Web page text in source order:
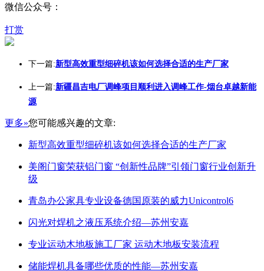
微信公众号：
打赏
下一篇:新型高效重型细碎机该如何选择合适的生产厂家
上一篇:新疆昌吉电厂调峰项目顺利进入调峰工作-烟台卓越新能
源
更多»您可能感兴趣的文章:
新型高效重型细碎机该如何选择合适的生产厂家
美阁门窗荣获铝门窗 “创新性品牌”引领门窗行业创新升
级
青岛办公家具专业设备德国原装的威力Unicontrol6
闪光对焊机之液压系统介绍—苏州安嘉
专业运动木地板施工厂家 运动木地板安装流程
储能焊机具备哪些优质的性能—苏州安嘉